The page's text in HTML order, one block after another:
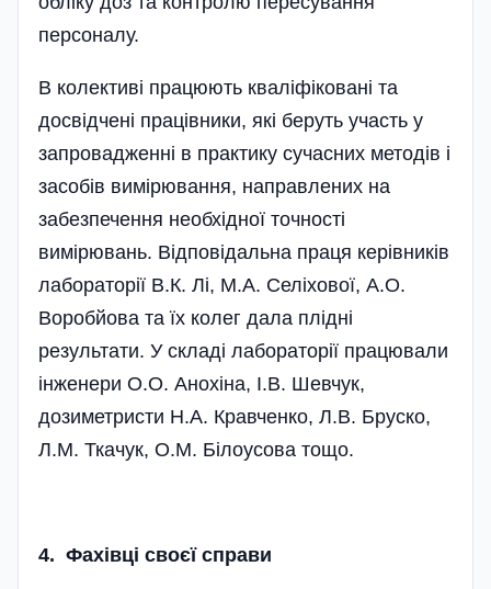
персоналу.
В колективі працюють кваліфіковані та
досвідчені працівники, які беруть участь у
запровадженні в практику сучасних методів і
засобів вимірювання, направлених на
забезпечення необхідної точності
вимірювань. Відповідальна праця керівників
лабораторії В.К. Лі, М.А. Селіхової, А.О.
Воробйова та їх колег дала плідні
результати. У складі лабораторії працювали
інженери О.О. Анохіна, І.В. Шевчук,
дозиметристи Н.А. Кравченко, Л.В. Бруско,
Л.М. Ткачук, О.М. Білоусова тощо.
4. Фахівці своєї справи